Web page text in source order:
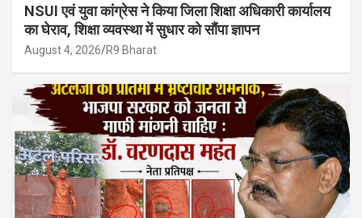
NSUI एवं युवा कांग्रेस ने किया जिला शिक्षा अधिकारी कार्यालय
का घेराव, शिक्षा व्यवस्था में सुधार को सौंपा ज्ञापन
August 4, 2026 R9 Bharat